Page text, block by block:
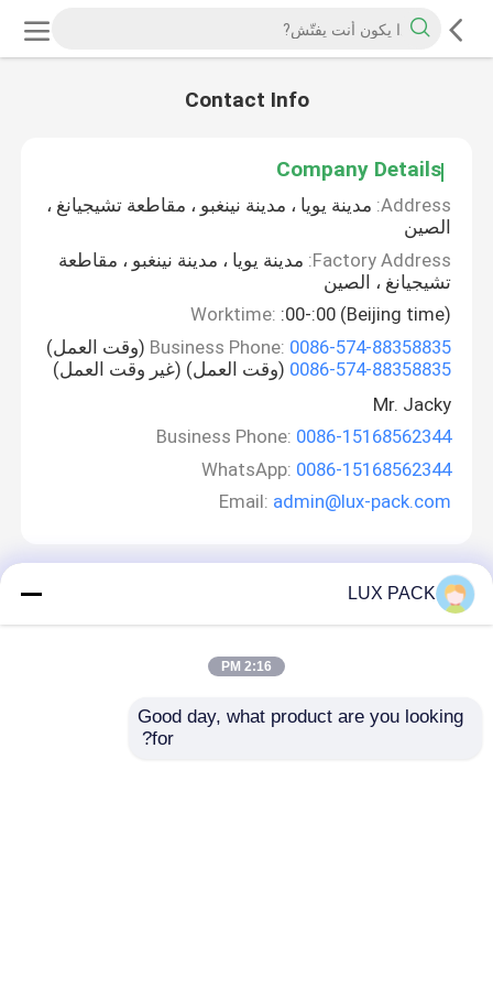
Contact Info
Company Details
Address: مدينة يويا ، مدينة نينغبو ، مقاطعة تشيجيانغ ،
الصين
Factory Address: مدينة يويا ، مدينة نينغبو ، مقاطعة
تشيجيانغ ، الصين
Worktime: :00-:00 (Beijing time)
Business Phone: 0086-574-88358835
(وقت العمل)
0086-574-88358835 (وقت العمل) (غير وقت العمل)
Mr. Jacky
Business Phone: 0086-15168562344
WhatsApp: 0086-15168562344
Email: admin@lux-pack.com
LUX PACK
2:16 PM
Good day, what product are you looking
for?